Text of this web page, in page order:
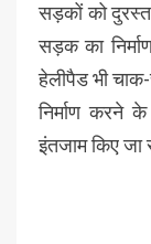
सड़कों को दुरस्त
सड़क का
हेलीपैड भी चाक-
निर्माण करने के
इंतजाम किए जा